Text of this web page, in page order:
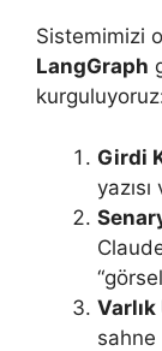
Sistemimizi
LangGraph
Girdi
sahne